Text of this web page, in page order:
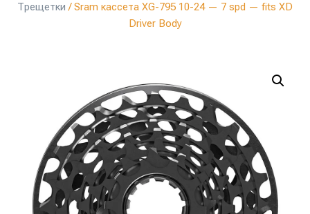
Трещетки / Sram кассета XG-795 10-24 — 7 spd — fits XD
Driver Body